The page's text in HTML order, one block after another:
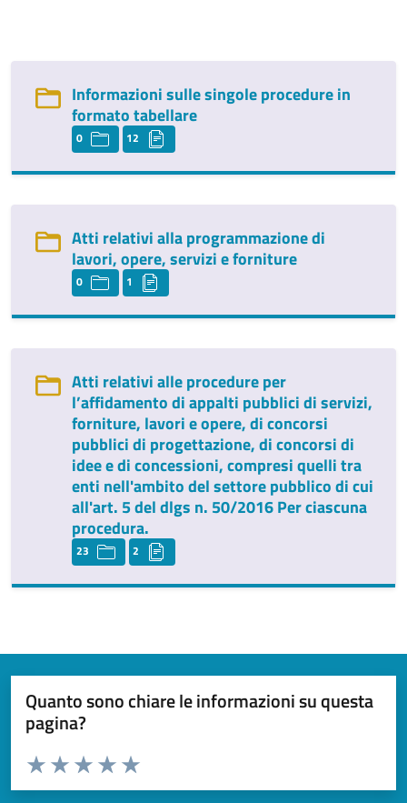
Informazioni sulle singole procedure in
formato tabellare
0 12
Atti relativi alla programmazione di
lavori, opere, servizi e forniture
0 1
Atti relativi alle procedure per
l’affidamento di appalti pubblici di servizi,
forniture, lavori e opere, di concorsi
pubblici di progettazione, di concorsi di
idee e di concessioni, compresi quelli tra
enti nell'ambito del settore pubblico di cui
all'art. 5 del dlgs n. 50/2016 Per ciascuna
procedura.
23 2
Quanto sono chiare le informazioni su questa
pagina?
Valuta da 1 a 5 stelle la pagina
Valuta 5 stelle su 5
Valuta 4 stelle su 5
Valuta 3 stelle su 5
Valuta 2 stelle su 5
Valuta 1 stelle su 5